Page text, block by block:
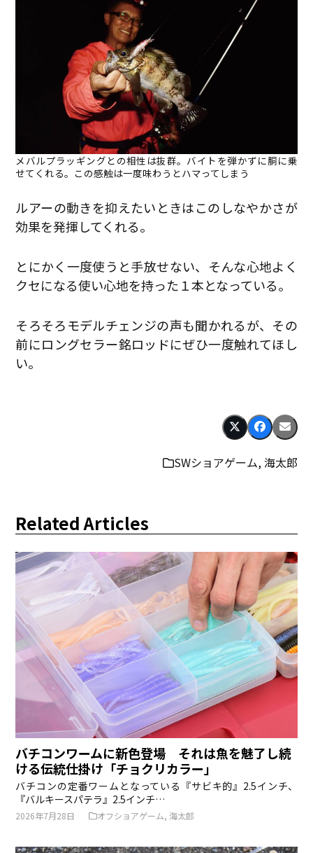
メバルプラッギングとの相性は抜群。バイトを弾かずに胴に乗
せてくれる。この感触は一度味わうとハマってしまう
ルアーの動きを抑えたいときはこのしなやかさが
効果を発揮してくれる。
とにかく一度使うと手放せない、そんな心地よく
クセになる使い心地を持った１本となっている。
そろそろモデルチェンジの声も聞かれるが、その
前にロングセラー銘ロッドにぜひ一度触れてほし
い。
SWショアゲーム, 海太郎
Related Articles
バチコンワームに新色登場 それは魚を魅了し続
ける伝統仕掛け「チョクリカラー」
バチコンの定番ワームとなっている『サビキ的』2.5インチ、
『バルキースパテラ』2.5インチ…
2026年7月28日 オフショアゲーム,海太郎